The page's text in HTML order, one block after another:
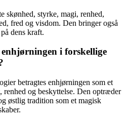
skønhed, styrke, magi, renhed,
fred og visdom. Den bringer også
dens kraft.
i forskellige
betragtes enhjørningen som et
og beskyttelse. Den optræder
østlig tradition som et magisk